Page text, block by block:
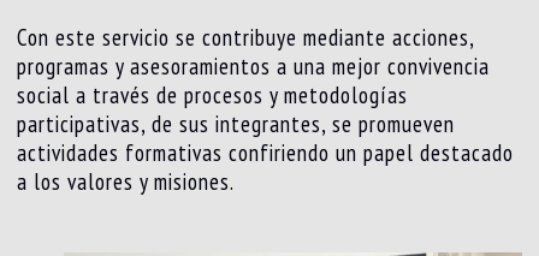
Con este servicio se contribuye mediante acciones,
programas y asesoramientos a una mejor convivencia
social a través de procesos y metodologías
participativas, de sus integrantes, se promueven
actividades formativas confiriendo un papel destacado
a los valores y misiones.